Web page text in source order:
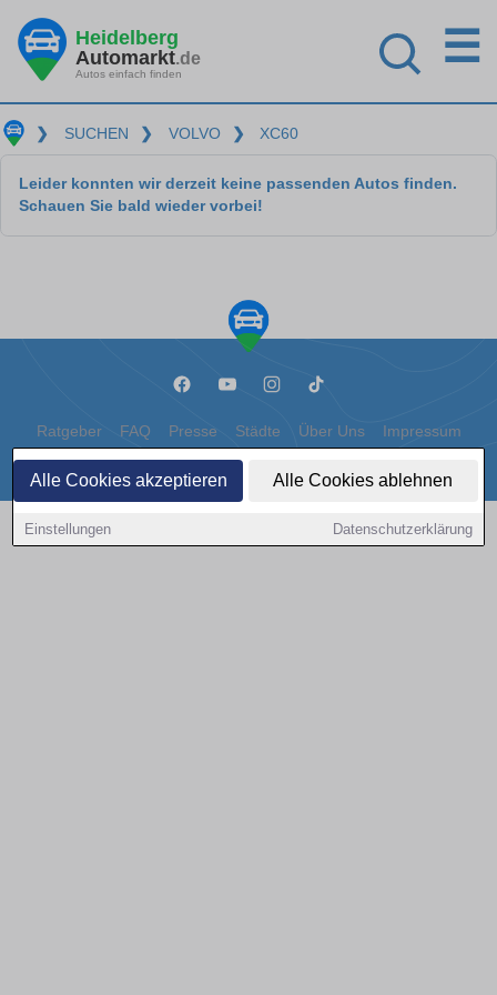
Alle Cookies akzeptieren Alle Cookies ablehnen
Einstellungen Datenschutzerklärung
Heidelberg
Automarkt.de
Autos einfach finden
☰
❯ SUCHEN ❯ VOLVO ❯ XC60
Leider konnten wir derzeit keine passenden Autos finden.
Schauen Sie bald wieder vorbei!
Ratgeber FAQ Presse Städte Über Uns Impressum
Datenschutz Cookies
Copyright © 2000 - 2026 | 1A Infosysteme GmbH | Content by: 1a-sites-autos